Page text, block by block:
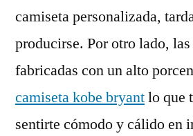
camiseta personalizada,
producirse. Por otro lado, las
fabricadas con un alto
camiseta kobe bryantlo que
sentirte cómodo y cálido en